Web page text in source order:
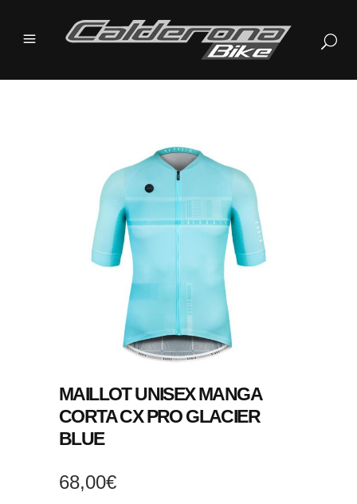
MAILLOT UNISEX MANGA
CORTA CX PRO GLACIER
BLUE
68,00€